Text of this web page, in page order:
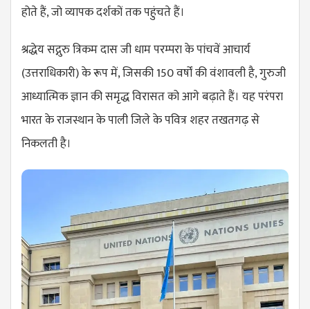
होते हैं, जो व्यापक दर्शकों तक पहुंचते हैं।
श्रद्धेय सद्गुरु त्रिकम दास जी धाम परम्परा के पांचवें आचार्य
(उत्तराधिकारी) के रूप में, जिसकी 150 वर्षों की वंशावली है, गुरुजी
आध्यात्मिक ज्ञान की समृद्ध विरासत को आगे बढ़ाते हैं। यह परंपरा
भारत के राजस्थान के पाली जिले के पवित्र शहर तखतगढ़ से
निकलती है।